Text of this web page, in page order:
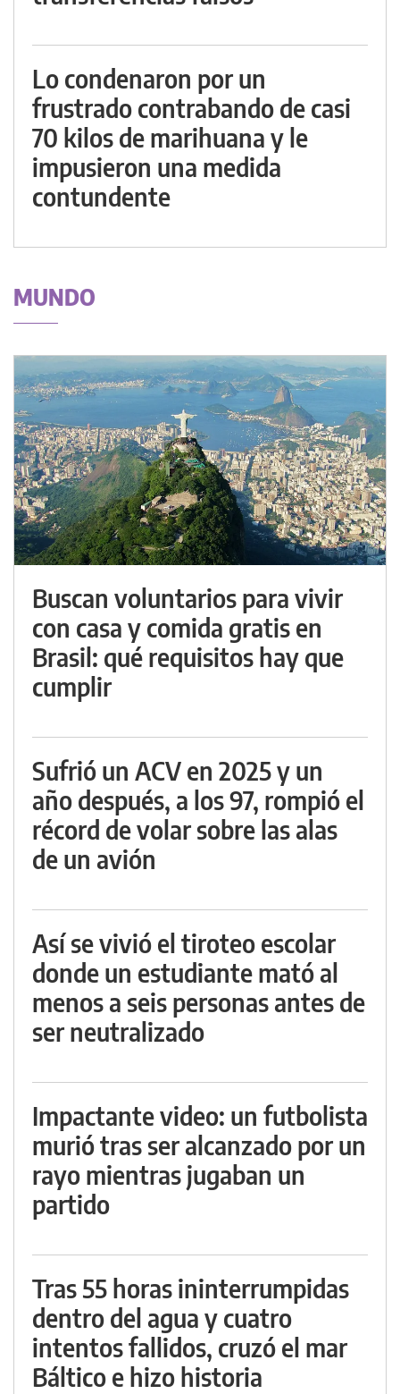
Lo condenaron por un
frustrado contrabando de casi
70 kilos de marihuana y le
impusieron una medida
contundente
MUNDO
Buscan voluntarios para vivir
con casa y comida gratis en
Brasil: qué requisitos hay que
cumplir
Sufrió un ACV en 2025 y un
año después, a los 97, rompió el
récord de volar sobre las alas
de un avión
Así se vivió el tiroteo escolar
donde un estudiante mató al
menos a seis personas antes de
ser neutralizado
Impactante video: un futbolista
murió tras ser alcanzado por un
rayo mientras jugaban un
partido
Tras 55 horas ininterrumpidas
dentro del agua y cuatro
intentos fallidos, cruzó el mar
Báltico e hizo historia